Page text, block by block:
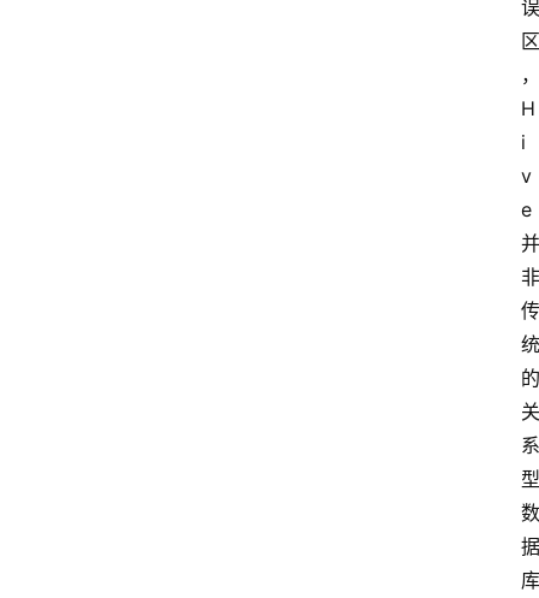
误
区
，
H
i
v
e
并
非
传
统
的
关
系
型
数
据
库